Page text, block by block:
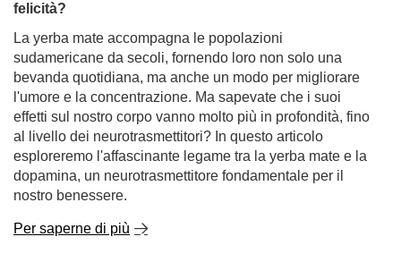
felicità?
La yerba mate accompagna le popolazioni
sudamericane da secoli, fornendo loro non solo una
bevanda quotidiana, ma anche un modo per migliorare
l'umore e la concentrazione. Ma sapevate che i suoi
effetti sul nostro corpo vanno molto più in profondità, fino
al livello dei neurotrasmettitori? In questo articolo
esploreremo l'affascinante legame tra la yerba mate e la
dopamina, un neurotrasmettitore fondamentale per il
nostro benessere.
Per saperne di più